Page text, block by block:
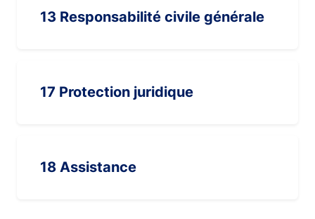
13 Responsabilité civile générale
17 Protection juridique
18 Assistance